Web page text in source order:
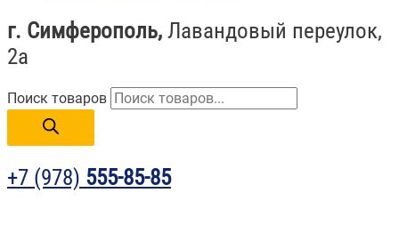
г. Симферополь, Лавандовый переулок,
2а
Поиск товаров
+7 (978) 555-85-85